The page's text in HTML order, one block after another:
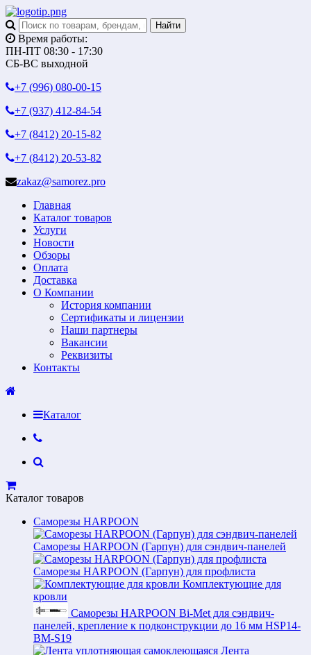
Время работы:
ПН-ПТ 08:30 - 17:30
СБ-ВС выходной
+7 (996) 080-00-15
+7 (937) 412-84-54
+7 (8412) 20-15-82
+7 (8412) 20-53-82
zakaz@samorez.pro
Главная
Каталог товаров
Услуги
Новости
Обзоры
Оплата
Доставка
О Компании
История компании
Сертификаты и лицензии
Наши партнеры
Вакансии
Реквизиты
Контакты
Каталог
Каталог товаров
Саморезы HARPOON
Саморезы HARPOON (Гарпун) для сэндвич-панелей
Саморезы HARPOON (Гарпун) для профлиста
Комплектующие для
кровли
Саморезы HARPOON Bi-Met для сэндвич-
панелей, крепление к подконструкции до 16 мм HSP14-
BM-S19
Лента